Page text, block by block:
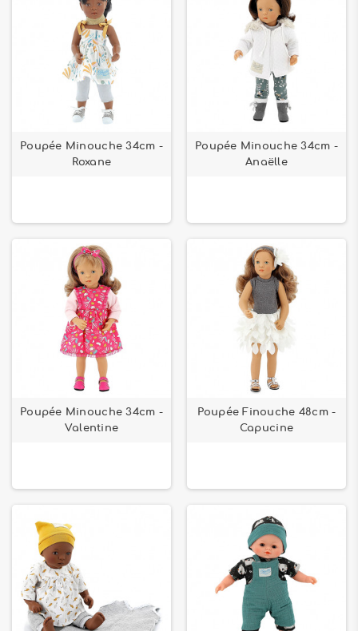
Poupée Minouche 34cm -
Roxane
Poupée Minouche 34cm -
Anaëlle
Poupée Minouche 34cm -
Valentine
Poupée Finouche 48cm -
Capucine